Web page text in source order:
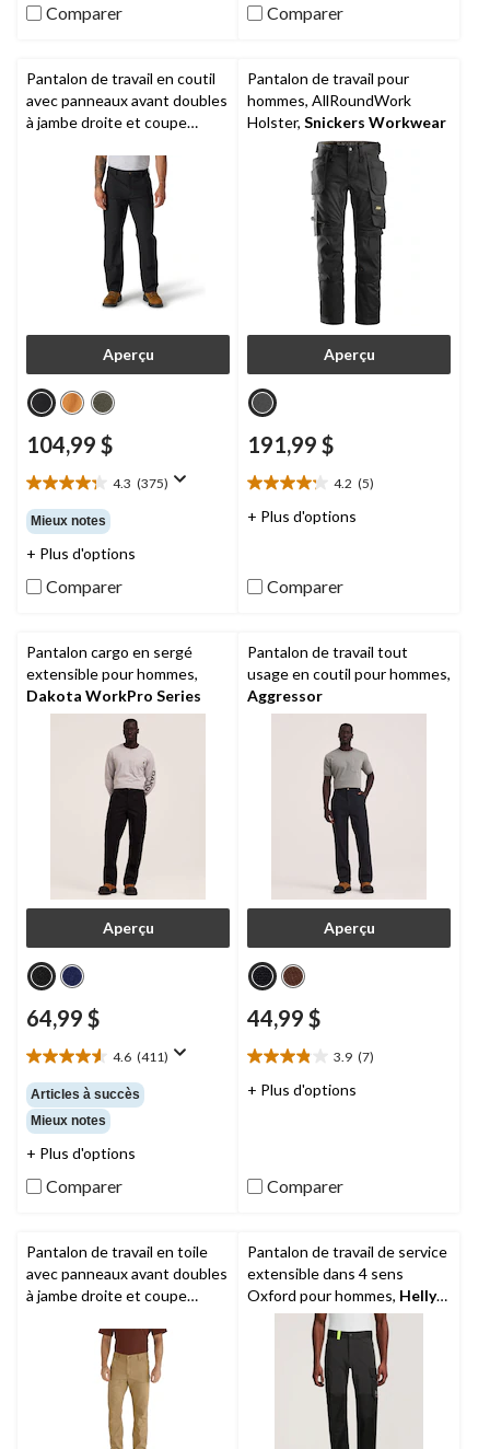
Comparer Comparer
Pantalon de travail en coutil
avec panneaux avant doubles
à jambe droite et coupe
FlexMD pour hommes,
Aperçu
104,99 $
4.3 (375)
4.3
étoile(s)
sur
5.
375
évaluations
Mieux notes
+ Plus d'options
Comparer
Pantalon de travail pour
hommes, AllRoundWork
Holster, Snickers Workwear
Aperçu
191,99 $
4.2 (5)
4.2
étoile(s)
5
évaluations
+ Plus d'options
Comparer
Pantalon cargo en sergé
extensible pour hommes,
Dakota WorkPro Series
Aperçu
64,99 $
4.6 (411)
4.6
étoile(s)
sur
5.
411
Articles à succès
Mieux notes
+ Plus d'options
Comparer
Pantalon de travail tout
usage en coutil pour hommes,
Aggressor
Aperçu
44,99 $
3.9 (7)
3.9
étoile(s)
+ Plus d'options
Comparer
Pantalon de travail en toile
avec panneaux avant doubles
à jambe droite et coupe
Carhartt
Pantalon de travail de service
extensible dans 4 sens
Oxford pour hommes, Helly
Hansen Workwear